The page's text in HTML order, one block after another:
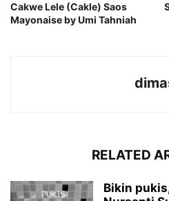
Cakwe Lele (Cakle) Saos
Mayonaise by Umi Tahniah
RELATED
Bikin